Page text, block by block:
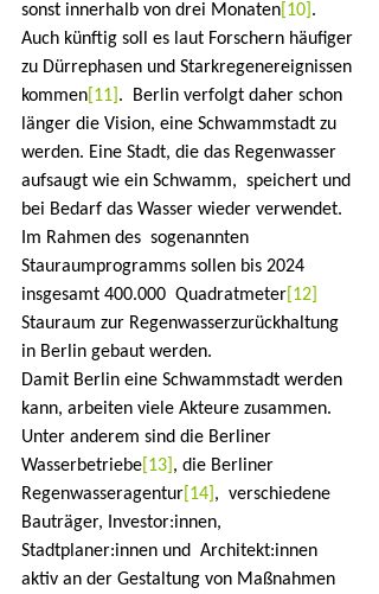
sonst innerhalb von drei Monaten [10] .
Auch künftig soll es laut Forschern häufiger
zu Dürrephasen und Starkregenereignissen
kommen [11] .  Berlin verfolgt daher schon
länger die Vision, eine Schwammstadt zu
werden. Eine Stadt, die das Regenwasser
aufsaugt wie ein Schwamm,  speichert und
bei Bedarf das Wasser wieder verwendet.
Im Rahmen des  sogenannten
Stauraumprogramms sollen bis 2024
insgesamt 400.000  Quadratmeter [12]
Stauraum zur Regenwasserzurückhaltung
in Berlin gebaut werden.
Damit Berlin eine Schwammstadt werden
kann, arbeiten viele Akteure zusammen.
Unter anderem sind die Berliner
Wasserbetriebe [13] , die Berliner
Regenwasseragentur [14] ,  verschiedene
Bauträger, Investor:innen,
Stadtplaner:innen und  Architekt:innen
aktiv an der Gestaltung von Maßnahmen